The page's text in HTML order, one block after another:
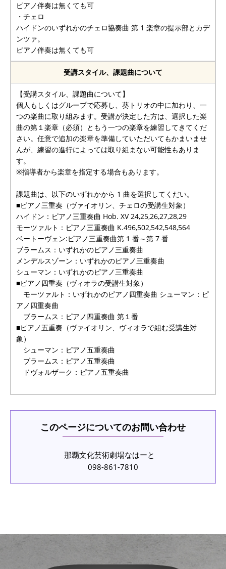
ピアノ伴奏は無くても可
・チェロ
ハイドンのいずれかのチェロ協奏曲 第 1 楽章の提示部とカデ
ンツァ。
ピアノ伴奏は無くても可
受講スタイル、課題曲について
【受講スタイル、課題曲について】
個人もしくはグループで応募し、葵トリオの中に加わり、一
つの楽曲に取り組みます。受講が決定した方は、選択した楽
曲の第１楽章（必須）ともう一つの楽章を練習してきてくだ
さい。任意で追加の楽章を準備していただいてもかまいませ
んが、練習の進行によっては取り組まない可能性もありま
す。
※指導者から楽章を指定する場合もあります。
課題曲は、以下のいずれかから 1 曲を選択してくだい。
■ピアノ三重奏（ヴァイオリン、チェロの受講生対象）
ハイドン：ピアノ三重奏曲 Hob. XV 24,25,26,27,28,29
モーツァルト：ピアノ三重奏曲 K.496,502,542,548,564
ベートーヴェン:ピアノ三重奏曲第 1 番～第 7 番
ブラームス：いずれかのピアノ三重奏曲
メンデルスゾーン：いずれかのピアノ三重奏曲
シューマン：いずれかのピアノ三重奏曲
■ピアノ四重奏（ヴィオラの受講生対象）
モーツァルト：いずれかのピアノ四重奏曲 シューマン：ピ
アノ四重奏曲
ブラームス：ピアノ四重奏曲 第１番
■ピアノ五重奏（ヴァイオリン、ヴィオラで組む受講生対
象）
シューマン：ピアノ五重奏曲
ブラームス：ピアノ五重奏曲
ドヴォルザーク：ピアノ五重奏曲
このページについてのお問い合わせ
那覇文化芸術劇場なはーと
098-861-7810